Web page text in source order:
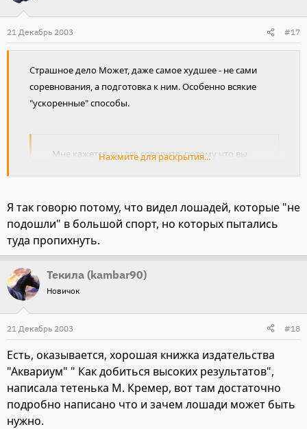
21 Декабрь 2003 #17
Страшное дело Может, даже самое худшее - не сами
соревнования, а подготовка к ним. Особенно всякие
"ускоренные" способы.
Мне кажется, вы так говорите, потому что вы
возможность, но и желание
Нажмите для раскрытия...
Нажмите для раскрытия...
Я так говорю потому, что видел лошадей, которые "не
подошли" в большой спорт, но которых пытались
туда пропихнуть.
Текила (kambar90)
Новичок
21 Декабрь 2003 #18
Есть, оказывается, хорошая книжка издательства
"Аквариум" " Как добиться высоких результатов",
написала тетенька М. Кремер, вот там достаточно
подробно написано что и зачем лошади может быть
нужно.